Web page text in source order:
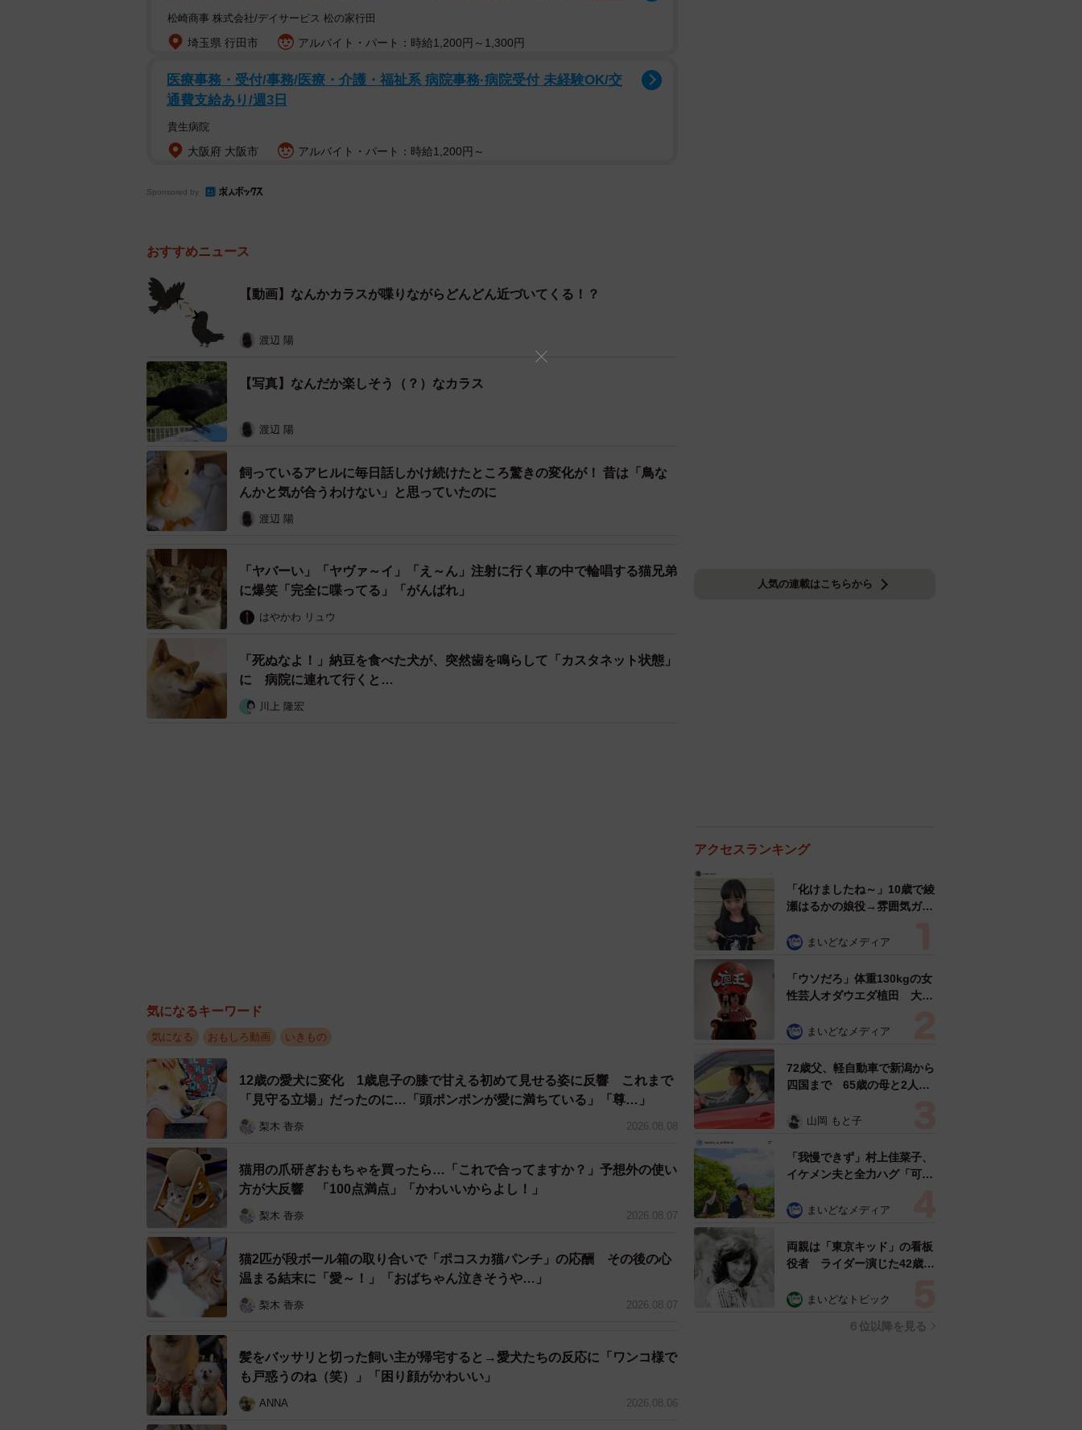
低い声で何か話しかけてくるカラス。至近距離まで近づいてきた＝小樽総合デザイン事務局さん（@otarunet1）
提供
この投稿には「伝令!!伝令!!カァァ！！」「親鳥に餌をねだる子、みたいですね（笑）」「求
愛っぽく感じる......」など、多くのコメントが寄せられました。カラスが「カア〜」と鳴き
ていました。
トドエリアでのこと。近くではトドとアザラシの餌の魚が売られており、訪れた客が餌を与
えることができます。最初は動画よりも離れた位置にいたカラスがどんどん近づいてきて、
最終的には目の前まで来たそうです。
「攻撃的な雰囲気ではなく、警戒している様子もありませんでした。立ち去る時、カラスは
ついてきませんでした」
動物言語学者・鈴木俊貴さんによると
一体このカラスは何をしていたのでしょうか？
動物言語学者で東京大学准教授の鈴木俊貴さん（@toshitaka_szk）によると、
「結論→これはトドの鳴き真似。カモメの声真似も1回トライしていて（14秒）、このハシ
ブトガラスにとっては遊びだと思います。カラスはモノマネ上手。動物の声、人の声、電車
の音までいろいろと真似ます！」とのこと。ちなみに鈴木さんは、線路の上で「ガッタンゴ
ットン」とモノマネするハシブトガラスも見たことがあるそうです。
まったくカラスの能力には驚かされますが、このカラスにとっては、トドやカモメの声真似
をすることが一種の遊びであり、楽しい時間を過ごしていたのかもしれません。
松崎商事 株式会社/デイサービス 松の家行田
埼玉県 行田市 アルバイト・パート：時給1,200円～1,300円
医療事務・受付/事務/医療・介護・福祉系 病院事務·病院受付 未経験OK/交
通費支給あり/週3日
貴生病院
大阪府 大阪市 アルバイト・パート：時給1,200円～
Sponsored by
おすすめニュース
【動画】なんかカラスが喋りながらどんどん近づいてくる！？
渡辺 陽
【写真】なんだか楽しそう（？）なカラス
渡辺 陽
飼っているアヒルに毎日話しかけ続けたところ驚きの変化が！ 昔は「鳥な
んかと気が合うわけない」と思っていたのに
渡辺 陽
「ヤバーい」「ヤヴァ～イ」「え～ん」注射に行く車の中で輪唱する猫兄弟
に爆笑「完全に喋ってる」「がんばれ」
はやかわ リュウ
「死ぬなよ！」納豆を食べた犬が、突然歯を鳴らして「カスタネット状態」
に 病院に連れて行くと…
川上 隆宏
気になるキーワード
気になる おもしろ動画 いきもの
12歳の愛犬に変化 1歳息子の膝で甘える初めて見せる姿に反響 これまで
「見守る立場」だったのに…「頭ポンポンが愛に満ちている」「尊…」
梨木 香奈 2026.08.08
猫用の爪研ぎおもちゃを買ったら…「これで合ってますか？」予想外の使い
方が大反響 「100点満点」「かわいいからよし！」
梨木 香奈 2026.08.07
猫2匹が段ボール箱の取り合いで「ポコスカ猫パンチ」の応酬 その後の心
温まる結末に「愛～！」「おばちゃん泣きそうや…」
梨木 香奈 2026.08.07
髪をバッサリと切った飼い主が帰宅すると→愛犬たちの反応に「ワンコ様で
も戸惑うのね（笑）」「困り顔がかわいい」
ANNA 2026.08.06
人気の連載はこちらから
アクセスランキング
「化けましたね～」10歳で綾
瀬はるかの娘役→雰囲気ガラ
雰囲気が」「宝塚に入れそ
まいどなメディア
「ウソだろ」体重130kgの女
性芸人オダウエダ植田 大学
で」 まいどなメディア
72歳父、軽自動車で新潟から
四国まで 65歳の母と2人で
憩まで分刻み… 「大学生で
山岡 もと子
「我慢できず」村上佳菜子、
イケメン夫と全力ハグ「可愛
まいどなメディア
両親は「東京キッド」の看板
役者 ライダー演じた42歳元
ングフォト」計画を明言
まいどなトピック
６位以降を見る